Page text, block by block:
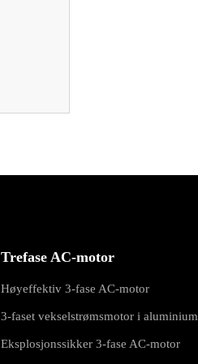
Trefase AC-motor
Høyeffektiv 3-fase AC-motor
3-faset vekselstrømsmotor i aluminium
Eksplosjonssikker 3-fase AC-motor